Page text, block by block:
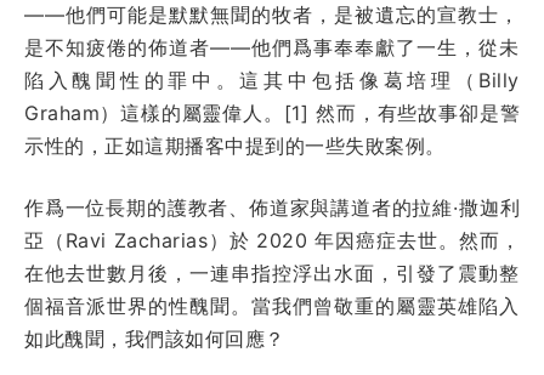
——他們可能是默默無聞的牧者，是被遺忘的宣教士，
是不知疲倦的佈道者——他們爲事奉奉獻了一生，從未
陷入醜聞性的罪中。這其中包括像葛培理（Billy
Graham）這樣的屬靈偉人。[1] 然而，有些故事卻是警
示性的，正如這期播客中提到的一些失敗案例。
作爲一位長期的護教者、佈道家與講道者的拉維·撒迦利
亞（Ravi Zacharias）於 2020 年因癌症去世。然而，
在他去世數月後，一連串指控浮出水面，引發了震動整
個福音派世界的性醜聞。當我們曾敬重的屬靈英雄陷入
如此醜聞，我們該如何回應？